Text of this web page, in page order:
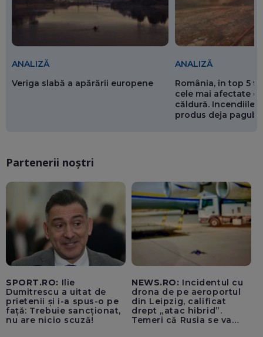
ANALIZĂ
Veriga slabă a apărării europene
ANALIZĂ
România, în top 5
cele mai afectate
căldură. Incendiile
produs deja
Partenerii noștri
SPORT.RO: Ilie
Dumitrescu a uitat de
prietenii și i-a spus-o pe
față: Trebuie sancționat,
nu are nicio scuză!
NEWS.RO: Incidentul cu
drona de pe aeroportul
din Leipzig, calificat
drept „atac hibrid”.
Temeri că Rusia se va